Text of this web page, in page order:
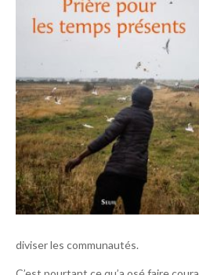
diviser les communautés.